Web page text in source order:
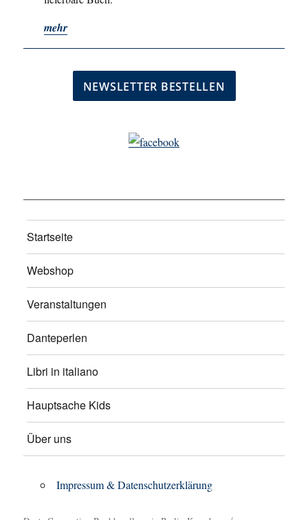
mehr
Startseite
Webshop
Veranstaltungen
Danteperlen
Libri in italiano
Hauptsache Kids
Über uns
Impressum & Datenschutzerklärung